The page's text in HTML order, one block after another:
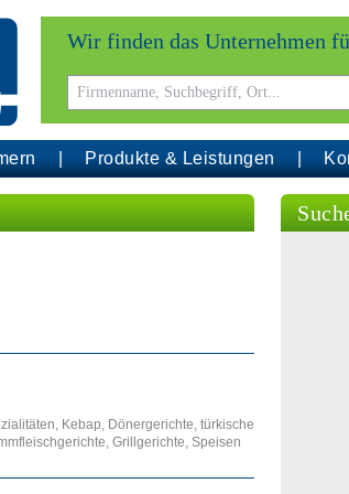
Wir finden das Unternehmen
Produkte & Leistungen
Kebap, Dönergerichte, türkische
Grillgerichte, Speisen